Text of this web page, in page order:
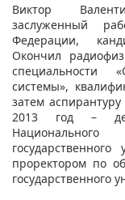
Виктор
заслуженный
Федерации,
Окончил
специальности
системы»,
затем
2013 год –
проректором по
государственного